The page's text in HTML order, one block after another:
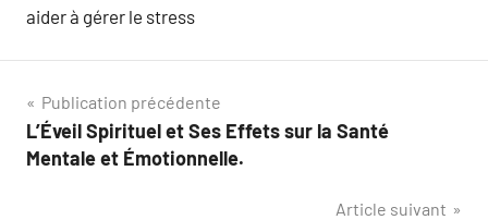
aider à gérer le stress
Navigation
de
Publication précédente
L’Éveil Spirituel et Ses Effets sur la Santé
Mentale et Émotionnelle.
Article suivant